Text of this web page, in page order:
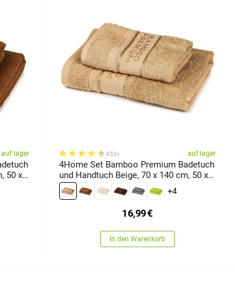
auf lager
50 x
653x auf lager
4Home Set Bamboo Premium Badetuch
und Handtuch Beige, 70 x 140 cm, 50 x
100 cm
+4
16,99€
In den Warenkorb